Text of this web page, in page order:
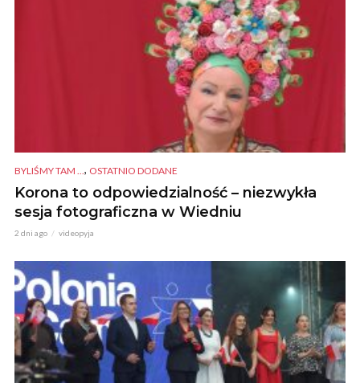
BYLIŚMY TAM ... , OSTATNIO DODANE
Korona to odpowiedzialność – niezwykła
sesja fotograficzna w Wiedniu
2 dni ago videopyja